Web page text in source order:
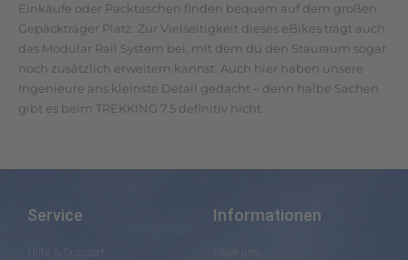
Einkäufe oder Packtaschen finden bequem auf dem großen
Gepäckträger Platz. Zur Vielseitigkeit dieses eBikes trägt auch
das Modular Rail System bei, mit dem du den Stauraum sogar
noch zusätzlich erweitern kannst. Auch hier haben unsere
Ingenieure ans kleinste Detail gedacht – denn halbe Sachen
gibt es beim TREKKING 7.5 definitiv nicht.
Service
Hilfe & Support
Informationen